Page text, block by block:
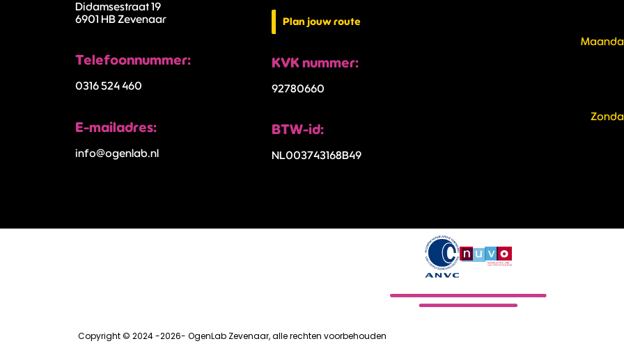
Didamsestraat 19
6901 HB Zevenaar
Telefoonnummer:
0316 524 460
E-mailadres:
info@ogenlab.nl
Plan jouw route
KVK nummer:
92780660
BTW-id:
NL003743168B49
Copyright © 2024 -2026- OgenLab Zevenaar, alle rechten voorbehouden